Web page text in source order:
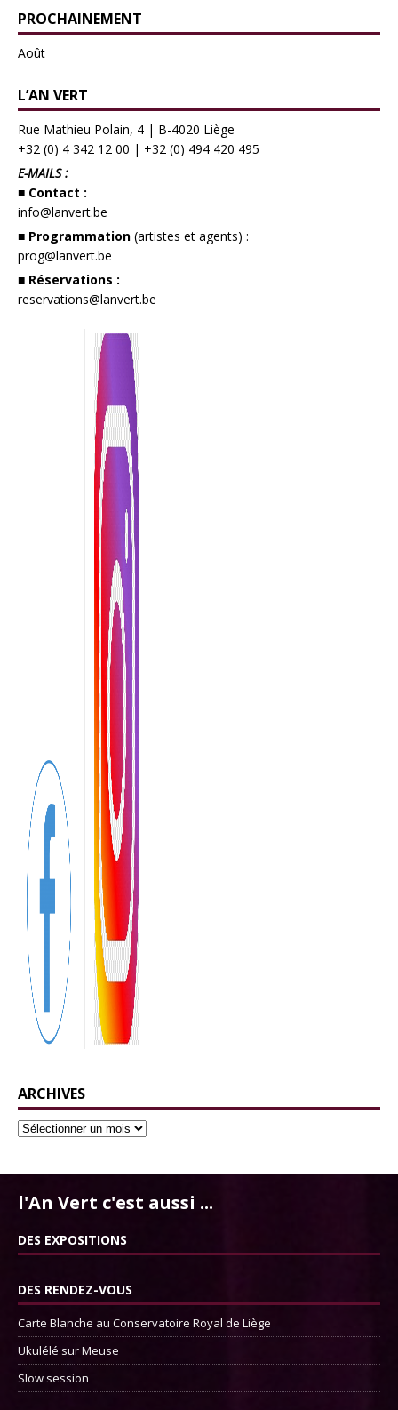
PROCHAINEMENT
Août
L’AN VERT
Rue Mathieu Polain, 4 | B-4020 Liège
+32 (0) 4 342 12 00 | +32 (0) 494 420 495
E-MAILS :
■ Contact :
info@lanvert.be
■ Programmation (artistes et agents) :
prog@lanvert.be
■ Réservations :
reservations@lanvert.be
ARCHIVES
l'An Vert c'est aussi ...
DES EXPOSITIONS
DES RENDEZ-VOUS
Carte Blanche au Conservatoire Royal de Liège
Ukulélé sur Meuse
Slow session